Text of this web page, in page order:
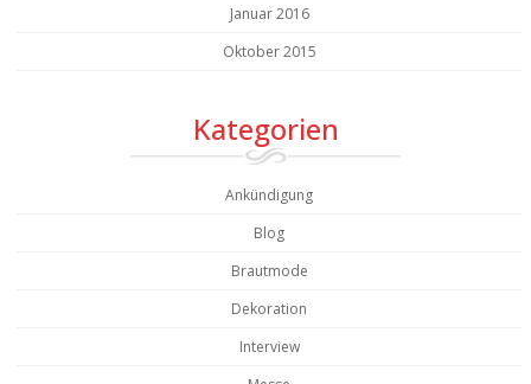
Januar 2016
Oktober 2015
Kategorien
Ankündigung
Blog
Brautmode
Dekoration
Interview